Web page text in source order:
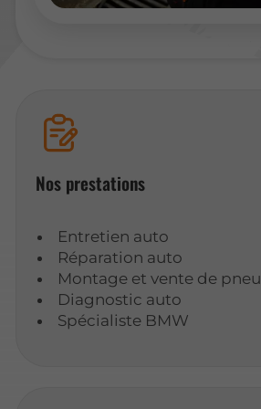
Nos prestations
Entretien auto
Réparation auto
Montage et vente de pneu
Diagnostic auto
Spécialiste BMW